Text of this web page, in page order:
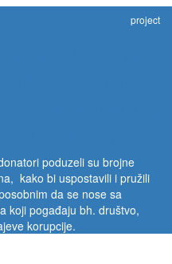
project
poduzeli su brojne
kako bi uspostavili i pružili
da se nose sa
koji pogađaju bh. društvo,
korupcije.